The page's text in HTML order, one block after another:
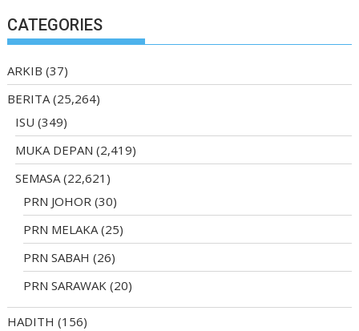
CATEGORIES
ARKIB (37)
BERITA(25,264)
ISU (349)
MUKA DEPAN (2,419)
SEMASA(22,621)
PRN JOHOR (30)
PRN MELAKA(25)
PRN SABAH (26)
PRN SARAWAK (20)
HADITH (156)